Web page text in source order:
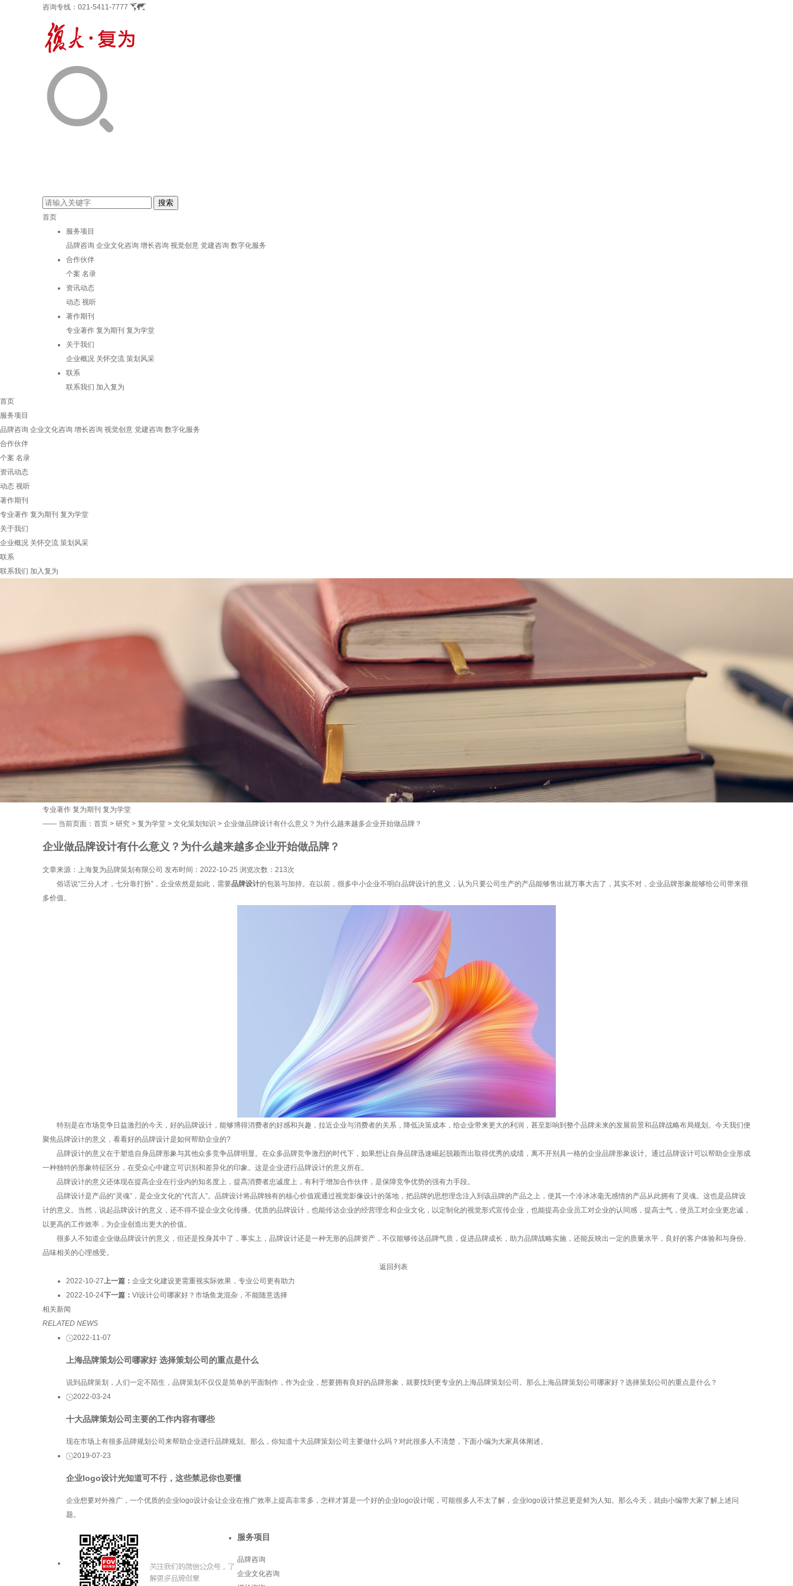
咨询专线： 021-5411-7777
首页
服务项目
品牌咨询 企业文化咨询 增长咨询 视觉创意 党建咨询 数字化服务
合作伙伴
个案 名录
资讯动态
动态 视听
著作期刊
专业著作 复为期刊 复为学堂
关于我们
企业概况 关怀交流 策划风采
联系
联系我们 加入复为
首页
服务项目
品牌咨询 企业文化咨询 增长咨询 视觉创意 党建咨询 数字化服务
合作伙伴
个案 名录
资讯动态
动态 视听
著作期刊
专业著作 复为期刊 复为学堂
关于我们
企业概况 关怀交流 策划风采
联系
联系我们 加入复为
专业著作 复为期刊 复为学堂
—— 当前页面： 首页 > 研究 > 复为学堂 > 文化策划知识 > 企业做品牌设计有什么意义？为什么越来越多企业开始做品牌？
企业做品牌设计有什么意义？为什么越来越多企业开始做品牌？
文章来源：上海复为品牌策划有限公司 发布时间：2022-10-25 浏览次数： 213次
俗话说“三分人才，七分靠打扮”，企业依然是如此，需要品牌设计的包装与加持。在以前，很多中小企业不明白品牌设计的意义，认为只要公司生产的产品能够售出就万事大吉了，其实不对，企业品牌形象能够给公司带来很
多价值。
特别是在市场竞争日益激烈的今天，好的品牌设计，能够博得消费者的好感和兴趣，拉近企业与消费者的关系，降低决策成本，给企业带来更大的利润，甚至影响到整个品牌未来的发展前景和品牌战略布局规划。今天我们便
聚焦品牌设计的意义，看看好的品牌设计是如何帮助企业的?
品牌设计的意义在于塑造自身品牌形象与其他众多竞争品牌明显。在众多品牌竞争激烈的时代下，如果想让自身品牌迅速崛起脱颖而出取得优秀的成绩，离不开别具一格的企业品牌形象设计。通过品牌设计可以帮助企业形成
一种独特的形象特征区分，在受众心中建立可识别和差异化的印象。这是企业进行品牌设计的意义所在。
品牌设计的意义还体现在提高企业在行业内的知名度上，提高消费者忠诚度上，有利于增加合作伙伴，是保障竞争优势的强有力手段。
品牌设计是产品的“灵魂”，是企业文化的“代言人”。品牌设计将品牌独有的核心价值观通过视觉影像设计的落地，把品牌的思想理念注入到该品牌的产品之上，使其一个冷冰冰毫无感情的产品从此拥有了灵魂。这也是品牌设
计的意义。当然，说起品牌设计的意义，还不得不提企业文化传播。优质的品牌设计，也能传达企业的经营理念和企业文化，以定制化的视觉形式宣传企业，也能提高企业员工对企业的认同感，提高士气，使员工对企业更忠诚，
以更高的工作效率，为企业创造出更大的价值。
很多人不知道企业做品牌设计的意义，但还是投身其中了，事实上，品牌设计还是一种无形的品牌资产，不仅能够传达品牌气质，促进品牌成长，助力品牌战略实施，还能反映出一定的质量水平，良好的客户体验和与身份、
品味相关的心理感受。
返回列表
2022-10-27上一篇： 企业文化建设更需重视实际效果，专业公司更有助力
2022-10-24下一篇： VI设计公司哪家好？市场鱼龙混杂，不能随意选择
相关新闻
RELATED NEWS
2022-11-07
上海品牌策划公司哪家好 选择策划公司的重点是什么
说到品牌策划，人们一定不陌生，品牌策划不仅仅是简单的平面制作，作为企业，想要拥有良好的品牌形象，就要找到更专业的上海品牌策划公司。那么上海品牌策划公司哪家好？选择策划公司的重点是什么？
2022-03-24
十大品牌策划公司主要的工作内容有哪些
现在市场上有很多品牌规划公司来帮助企业进行品牌规划。那么，你知道十大品牌策划公司主要做什么吗？对此很多人不清楚，下面小编为大家具体阐述。
2019-07-23
企业logo设计光知道可不行，这些禁忌你也要懂
企业想要对外推广，一个优质的企业logo设计会让企业在推广效率上提高非常多，怎样才算是一个好的企业logo设计呢，可能很多人不太了解，企业logo设计禁忌更是鲜为人知。那么今天，就由小编带大家了解上述问
题。
服务项目
品牌咨询
企业文化咨询